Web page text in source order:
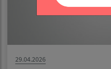
29.04.2026